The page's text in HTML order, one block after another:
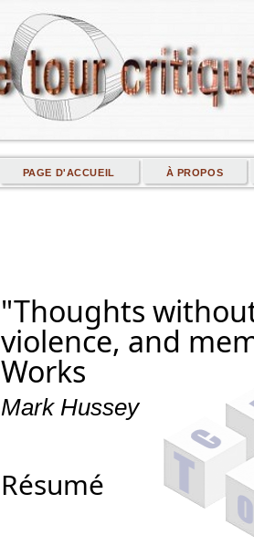
PAGE D'ACCUEIL À PROPOS
"Thoughts
violence, and
Works
Mark Hussey
Résumé